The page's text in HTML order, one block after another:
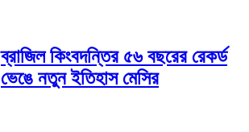
ব্রাজিল কিংবদন্তির ৫৬ বছরের রেকর্ড
ভেঙে নতুন ইতিহাস মেসির